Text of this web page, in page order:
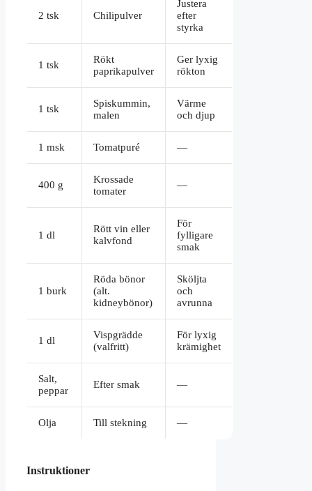
2 tsk Chilipulver
Justera
efter
styrka
1 tsk
Rökt
paprikapulver
Ger lyxig
rökton
1 tsk
Spiskummin,
malen
Värme
och djup
1 msk Tomatpuré —
400 g
Krossade
tomater
—
1 dl
Rött vin eller
kalvfond
För
fylligare
smak
1 burk
Röda bönor
(alt.
kidneybönor)
Sköljta
och
avrunna
1 dl
Vispgrädde
(valfritt)
För lyxig
krämighet
Salt,
peppar
Efter smak —
Olja Till stekning —
Instruktioner